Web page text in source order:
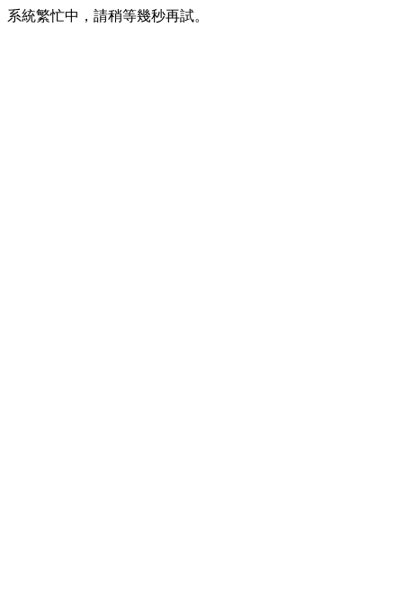
系統繁忙中，請稍等幾秒再試。